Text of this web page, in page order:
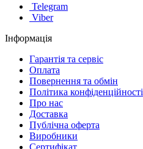
Telegram
Viber
Інформація
Гарантія та сервіс
Оплата
Повернення та обмін
Політика конфіденційності
Про нас
Доставка
Публічна оферта
Виробники
Сертифікат